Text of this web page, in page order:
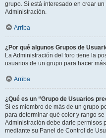
grupo. Si está interesado en crear
Administración.
Arriba
¿Por qué algunos Grupos de
La Administración del foro tiene la
usuarios de un grupo para hacer
Arriba
¿Qué es un “Grupo de Usuarios
Si es miembro de más de un grupo
para determinar qué color y rango
Administración debe darle permisos
mediante su Panel de Control de